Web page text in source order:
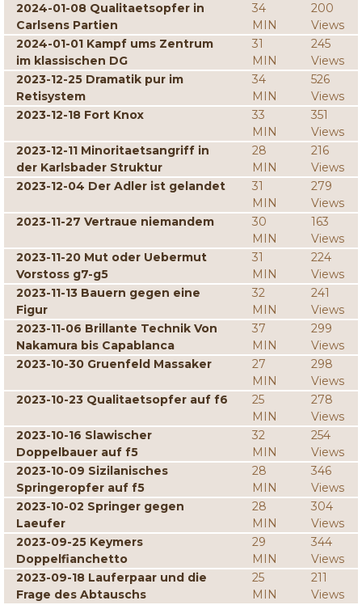
2024-01-08 Qualitaetsopfer in
Carlsens Partien
34
MIN
200
Views
2024-01-01 Kampf ums Zentrum
im klassischen DG
31
MIN
245
Views
2023-12-25 Dramatik pur im
Retisystem
34
MIN
526
Views
2023-12-18 Fort Knox
33
MIN
351
Views
2023-12-11 Minoritaetsangriff in
der Karlsbader Struktur
28
MIN
216
Views
2023-12-04 Der Adler ist gelandet
31
MIN
279
Views
2023-11-27 Vertraue niemandem
30
MIN
163
Views
2023-11-20 Mut oder Uebermut
Vorstoss g7-g5
31
MIN
224
Views
2023-11-13 Bauern gegen eine
Figur
32
MIN
241
Views
2023-11-06 Brillante Technik Von
Nakamura bis Capablanca
37
MIN
299
Views
2023-10-30 Gruenfeld Massaker
27
MIN
298
Views
2023-10-23 Qualitaetsopfer auf f6
25
MIN
278
Views
2023-10-16 Slawischer
Doppelbauer auf f5
32
MIN
254
Views
2023-10-09 Sizilanisches
Springeropfer auf f5
28
MIN
346
Views
2023-10-02 Springer gegen
Laeufer
28
MIN
304
Views
2023-09-25 Keymers
Doppelfianchetto
29
MIN
344
Views
2023-09-18 Lauferpaar und die
Frage des Abtauschs
25
MIN
211
Views